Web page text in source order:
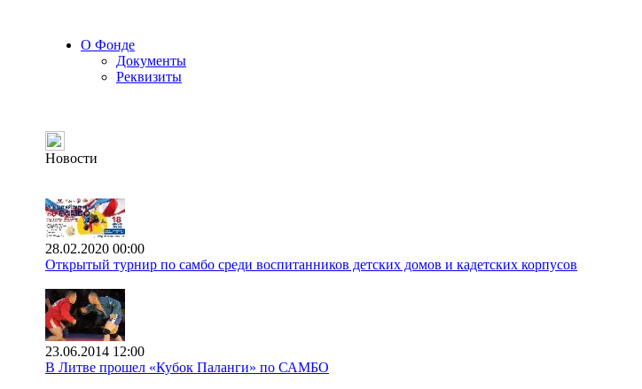
О Фонде
Документы
Реквизиты
Новости
28.02.2020 00:00
Открытый турнир по самбо среди воспитанников детских домов и кадетских корпусов
23.06.2014 12:00
В Литве прошел «Кубок Паланги» по САМБО